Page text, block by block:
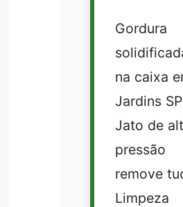
Gordura
na caixa
Jardins
Jato de
pressão
remove
Limpeza